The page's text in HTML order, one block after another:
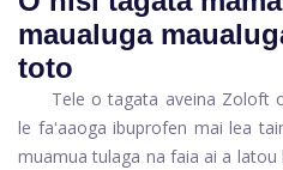
maualuga
toto
Tele o tagata aveina Zoloft
le faʻaaoga ibuprofen mai lea
muamua tulaga na faia ai a latou